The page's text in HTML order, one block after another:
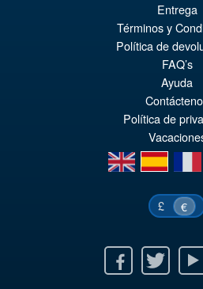
PRE ORDENA
Entrega
Términos y
Política de
FAQ’s
Ayuda
Política de
en
es fr
£ €
Twitter Youtube Ebay